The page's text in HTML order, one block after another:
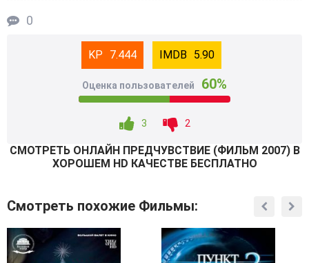
0
7.444 5.90
Оценка пользователей 60%
3 2
СМОТРEТЬ ОНЛАЙН ПРЕДЧУВСТВИЕ (ФИЛЬМ 2007) В
ХОРОШЕМ HD КАЧЕСТВЕ БЕСПЛАТНО
Смотреть похожие Фильмы: